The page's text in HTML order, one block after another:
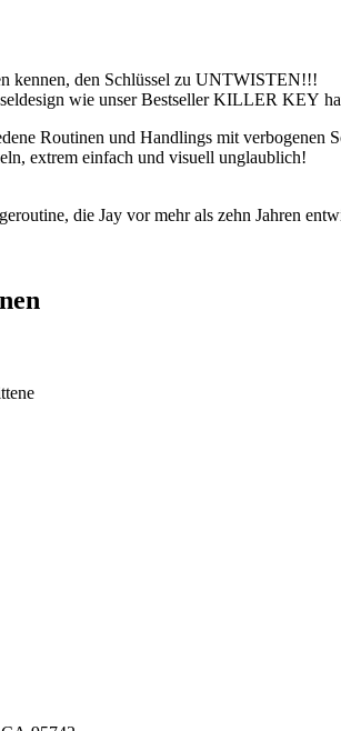
kennen, den Schlüssel zu UNTWISTEN!!!
wie unser Bestseller KILLER KEY
Routinen und Handlings mit
extrem einfach und visuell unglaublich!
die Jay vor mehr als zehn Jahren